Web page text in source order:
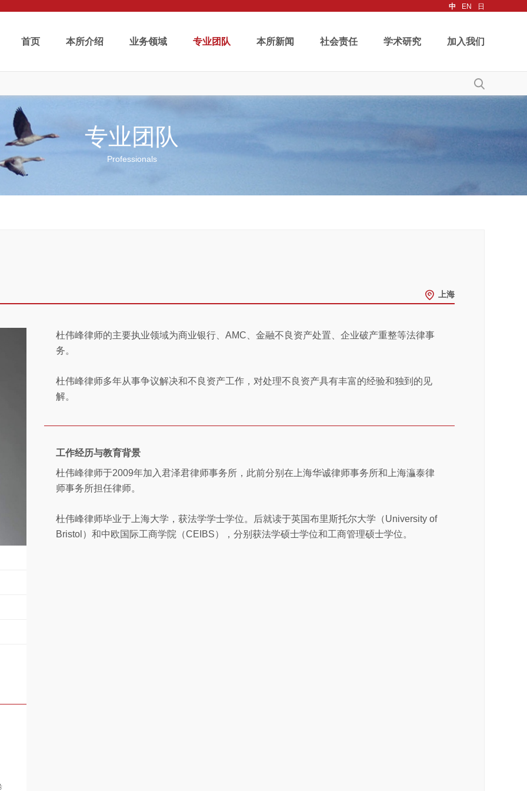
中 EN 日
首页 本所介绍 业务领域 专业团队 本所新闻 社会责任 学术研究 加入我们
专业团队
Professionals
上海
杜伟峰律师的主要执业领域为商业银行、AMC、金融不良资产处置、企业破产重整等法律事
务。
杜伟峰律师多年从事争议解决和不良资产工作，对处理不良资产具有丰富的经验和独到的见
解。
工作经历与教育背景
杜伟峰律师于2009年加入君泽君律师事务所，此前分别在上海华诚律师事务所和上海灜泰律
师事务所担任律师。
杜伟峰律师毕业于上海大学，获法学学士学位。后就读于英国布里斯托尔大学（University of
Bristol）和中欧国际工商学院（CEIBS），分别获法学硕士学位和工商管理硕士学位。